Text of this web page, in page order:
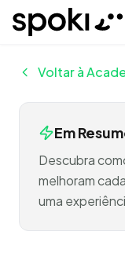
Spoki
Voltar à
Em
Descubra
melhoram
uma